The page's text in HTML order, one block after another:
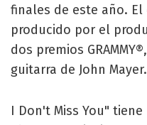
finales de este año.
producido por el
dos premios
guitarra de John Mayer.
I Don't Miss You"